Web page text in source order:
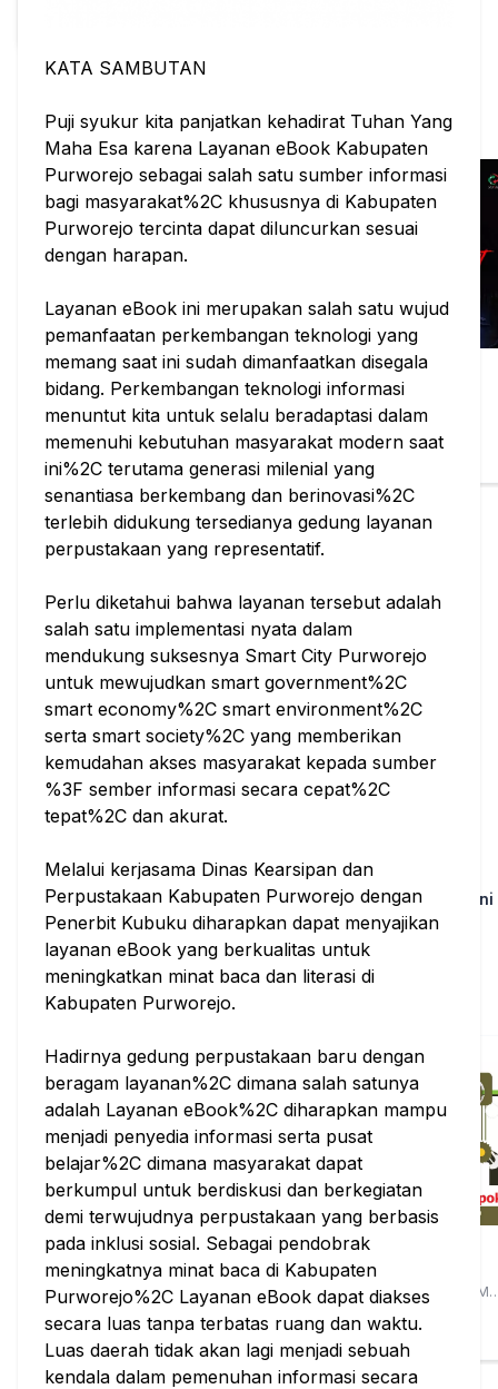
Instagram
Website
Buku Populer Lihat Semua
Antologi Cerita
Anak Indonesia
Nurdianah Dixit; dkk
Stiletto Book
Stok: 3/3
Kokok Si Jalu di
Pagi Hari
Mu'awanah
Pustaka Anak
Stok: 10/10
Jagading
Lelembut
Sri Wijayati
Kaizen Sarana
Edukasi
Stok: 2/2
Baca Lagi! Lihat Semua
1820
102
Pembaca
36
Exemplar
16403
Pembaca Terbaik
Lia
Lianurulaprilliani
1 Buku
00:34:25
Wiji Lestari
7 Buku
00:31:53
Novita Afriyani
2 Buku
Teknik dan Arsitektur
Teknologi
Broadcasting TV
Edisi 2
Ciptono Setyobudi
Sistem Kendali
Dasar
Rohani Jahja Widodo
Graha Ilmu
Teknologi
Kelompok;
Manfaat yang
Terpikirkan dan
Aplikasinya
Nazlina;Mangara M
Tambunan
Graha Ilmu
KATA SAMBUTAN
Puji syukur kita panjatkan kehadirat Tuhan Yang
Maha Esa karena Layanan eBook Kabupaten
Purworejo sebagai salah satu sumber informasi
bagi masyarakat%2C khususnya di Kabupaten
Purworejo tercinta dapat diluncurkan sesuai
dengan harapan.
Layanan eBook ini merupakan salah satu wujud
pemanfaatan perkembangan teknologi yang
memang saat ini sudah dimanfaatkan disegala
bidang. Perkembangan teknologi informasi
menuntut kita untuk selalu beradaptasi dalam
memenuhi kebutuhan masyarakat modern saat
ini%2C terutama generasi milenial yang
senantiasa berkembang dan berinovasi%2C
terlebih didukung tersedianya gedung layanan
perpustakaan yang representatif.
Perlu diketahui bahwa layanan tersebut adalah
salah satu implementasi nyata dalam
mendukung suksesnya Smart City Purworejo
untuk mewujudkan smart government%2C
smart economy%2C smart environment%2C
serta smart society%2C yang memberikan
kemudahan akses masyarakat kepada sumber
%3F sember informasi secara cepat%2C
tepat%2C dan akurat.
Melalui kerjasama Dinas Kearsipan dan
Perpustakaan Kabupaten Purworejo dengan
Penerbit Kubuku diharapkan dapat menyajikan
layanan eBook yang berkualitas untuk
meningkatkan minat baca dan literasi di
Kabupaten Purworejo.
Hadirnya gedung perpustakaan baru dengan
beragam layanan%2C dimana salah satunya
adalah Layanan eBook%2C diharapkan mampu
menjadi penyedia informasi serta pusat
belajar%2C dimana masyarakat dapat
berkumpul untuk berdiskusi dan berkegiatan
demi terwujudnya perpustakaan yang berbasis
pada inklusi sosial. Sebagai pendobrak
meningkatnya minat baca di Kabupaten
Purworejo%2C Layanan eBook dapat diakses
secara luas tanpa terbatas ruang dan waktu.
Luas daerah tidak akan lagi menjadi sebuah
kendala dalam pemenuhan informasi secara